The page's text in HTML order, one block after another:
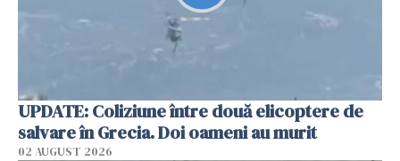
UPDATE: Coliziune între două elicoptere de
salvare în Grecia. Doi oameni au murit
02 AUGUST 2026